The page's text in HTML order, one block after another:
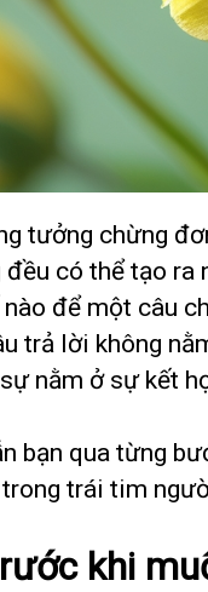
tưởng chừng
có thể tạo ra
để một câu
trả lời không
nằm ở sự kết
bạn qua từng
trái tim
khi